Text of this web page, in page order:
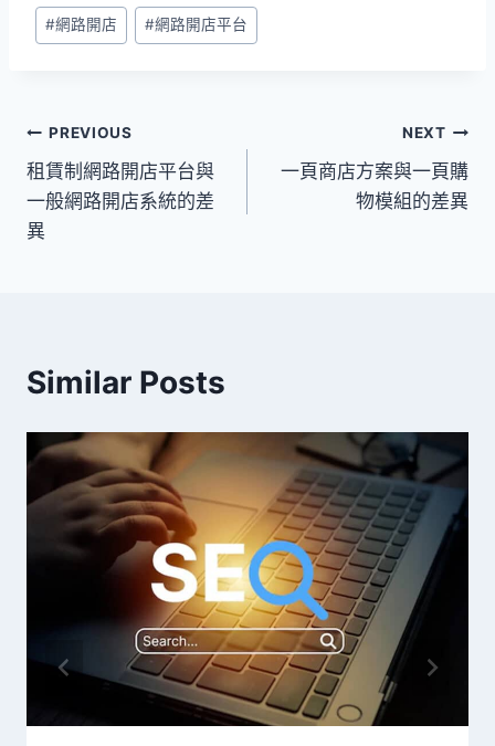
Post
Tags:
#網路開店 #網路開店平台
文
章
導
PREVIOUS
租賃制網路開店平台與
一般網路開店系統的差
異
NEXT
一頁商店方案與一頁購
物模組的差異
Similar Posts